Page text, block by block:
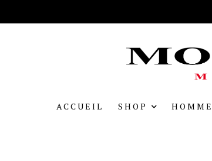
ACCUEIL SHOP HOMME